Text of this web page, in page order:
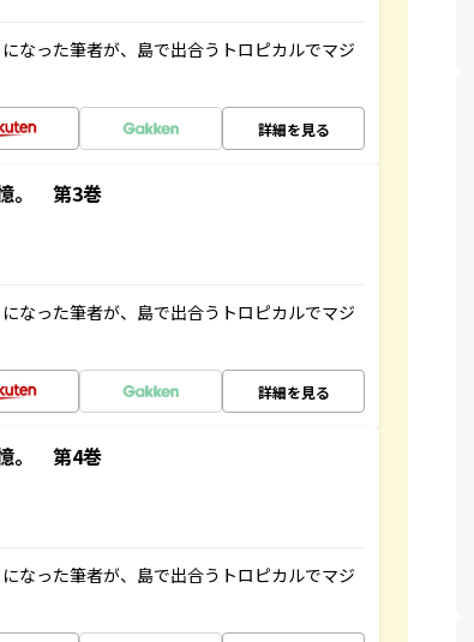
なった筆者が、島で出合うトロピカルでマジ
詳細を見る
。 第3巻
なった筆者が、島で出合うトロピカルでマジ
詳細を見る
。 第4巻
なった筆者が、島で出合うトロピカルでマジ